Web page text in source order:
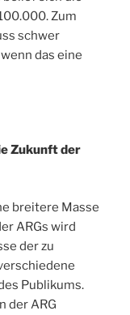
Zum
schwer
das eine
Zukunft der
breitere Masse
ARGs wird
der zu
Publikums.
der ARG